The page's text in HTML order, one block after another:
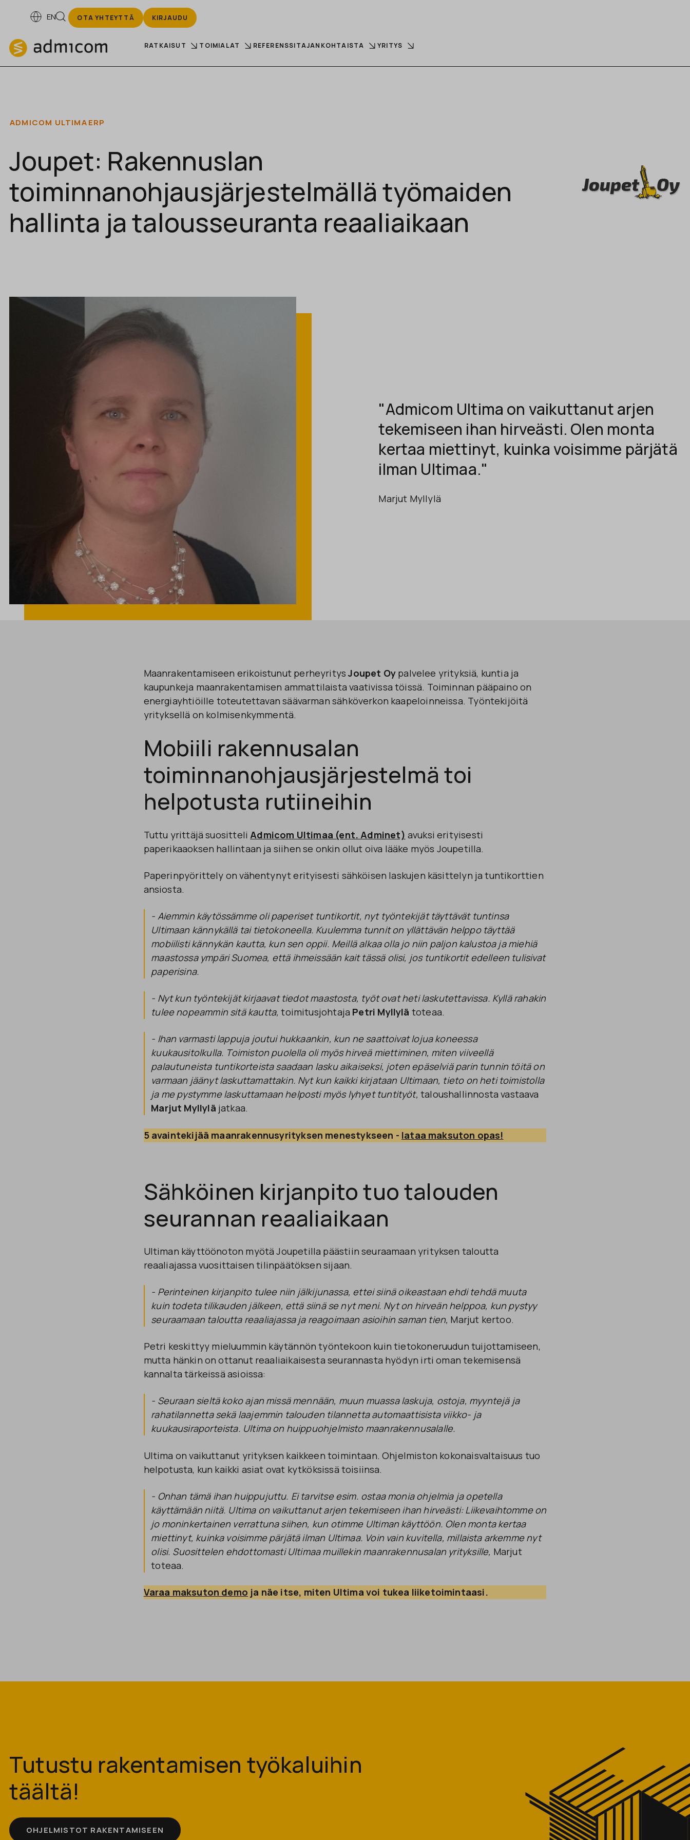
EN OTA YHTEYTTÄ KIRJAUDU
RATKAISUT TOIMIALAT REFERENSSITAJANKOHTAISTA YRITYS
ADMICOM ULTIMAERP
Joupet: Rakennuslan
toiminnanohjausjärjestelmällä työmaiden
hallinta ja talousseuranta reaaliaikaan
"Admicom Ultima on vaikuttanut arjen
tekemiseen ihan hirveästi. Olen monta
kertaa miettinyt, kuinka voisimme pärjätä
ilman Ultimaa."
Marjut Myllylä
Maanrakentamiseen erikoistunut perheyritysJoupet Oypalvelee yrityksiä, kuntia ja
kaupunkeja maanrakentamisen ammattilaista vaativissa töissä. Toiminnan pääpaino on
energiayhtiöille toteutettavan säävarman sähköverkon kaapeloinneissa. Työntekijöitä
yrityksellä on kolmisenkymmentä.
Mobiili rakennusalan
toiminnanohjausjärjestelmä toi
helpotusta rutiineihin
Tuttu yrittäjä suositteli Admicom Ultimaa (ent. Adminet) avuksi erityisesti
paperikaaoksen hallintaan ja siihen se onkin ollut oiva lääke myös Joupetilla.
Paperinpyörittely on vähentynyt erityisesti sähköisen laskujen käsittelyn ja tuntikorttien
ansiosta.
- Aiemmin käytössämme oli paperiset tuntikortit, nyt työntekijät täyttävät tuntinsa
Ultimaan kännykällä tai tietokoneella. Kuulemma tunnit on yllättävän helppo täyttää
mobiilisti kännykän kautta, kun sen oppii. Meillä alkaa olla jo niin paljon kalustoa ja miehiä
maastossa ympäri Suomea, että ihmeissään kait tässä olisi, jos tuntikortit edelleen tulisivat
paperisina.
- Nyt kun työntekijät kirjaavat tiedot maastosta, työt ovat heti laskutettavissa. Kyllä rahakin
tulee nopeammin sitä kautta, toimitusjohtaja Petri Myllylä toteaa.
- Ihan varmasti lappuja joutui hukkaankin, kun ne saattoivat lojua koneessa
kuukausitolkulla. Toimiston puolella oli myös hirveä miettiminen, miten viiveellä
palautuneista tuntikorteista saadaan lasku aikaiseksi, joten epäselviä parin tunnin töitä on
varmaan jäänyt laskuttamattakin. Nyt kun kaikki kirjataan Ultimaan, tieto on heti toimistolla
ja me pystymme laskuttamaan helposti myös lyhyet tuntityöt, taloushallinnosta vastaava
Marjut Myllylä jatkaa.
5 avaintekijää maanrakennusyrityksen menestykseen - lataa maksuton opas!
Sähköinen kirjanpito tuo talouden
seurannan reaaliaikaan
Ultiman käyttöönoton myötä Joupetilla päästiin seuraamaan yrityksen taloutta
reaaliajassa vuosittaisen tilinpäätöksen sijaan.
- Perinteinen kirjanpito tulee niin jälkijunassa, ettei siinä oikeastaan ehdi tehdä muuta
kuin todeta tilikauden jälkeen, että siinä se nyt meni. Nyt on hirveän helppoa, kun pystyy
seuraamaan taloutta reaaliajassa ja reagoimaan asioihin saman tien, Marjut kertoo.
Petri keskittyy mieluummin käytännön työntekoon kuin tietokoneruudun tuijottamiseen,
mutta hänkin on ottanut reaaliaikaisesta seurannasta hyödyn irti oman tekemisensä
kannalta tärkeissä asioissa:
- Seuraan sieltä koko ajan missä mennään, muun muassa laskuja, ostoja, myyntejä ja
rahatilannetta sekä laajemmin talouden tilannetta automaattisista viikko- ja
kuukausiraporteista. Ultima on huippuohjelmisto maanrakennusalalle.
Ultima on vaikuttanut yrityksen kaikkeen toimintaan. Ohjelmiston kokonaisvaltaisuus tuo
helpotusta, kun kaikki asiat ovat kytköksissä toisiinsa.
- Onhan tämä ihan huippujuttu. Ei tarvitse esim. ostaa monia ohjelmia ja opetella
käyttämään niitä. Ultima on vaikuttanut arjen tekemiseen ihan hirveästi: Liikevaihtomme on
jo moninkertainen verrattuna siihen, kun otimme Ultiman käyttöön. Olen monta kertaa
miettinyt, kuinka voisimme pärjätä ilman Ultimaa. Voin vain kuvitella, millaista arkemme nyt
olisi. Suosittelen ehdottomasti Ultimaa muillekin maanrakennusalan yrityksille, Marjut
toteaa.
Varaa maksuton demo ja näe itse, miten Ultima voi tukea liiketoimintaasi.
Tutustu rakentamisen työkaluihin
täältä!
OHJELMISTOT RAKENTAMISEEN